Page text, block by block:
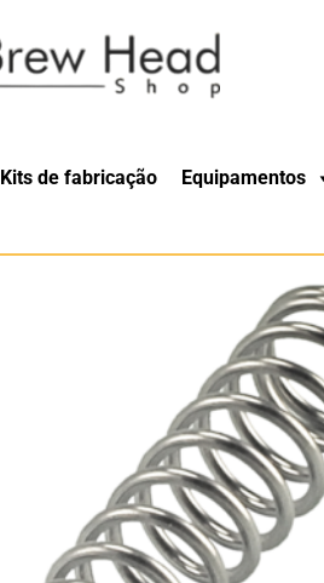
Kits de fabricação Equipamentos